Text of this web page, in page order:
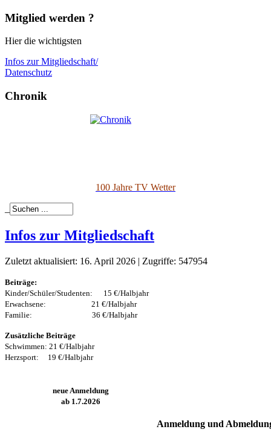
Mitglied werden ?
Hier die wichtigsten
Infos zur Mitgliedschaft/
Datenschutz
Chronik
100 Jahre TV Wetter
Infos zur Mitgliedschaft
Zuletzt aktualisiert: 16. April 2026 | Zugriffe: 547954
Beiträge:
Kinder/Schüler/Studenten: 15 €/Halbjahr
Erwachsene: 21 €/Halbjahr
Familie: 36 €/Halbjahr
Zusätzliche Beiträge
Schwimmen: 21 €/Halbjahr
Herzsport: 19 €/Halbjahr
neue Anmeldung
ab 1.7.2026
Anmeldung und